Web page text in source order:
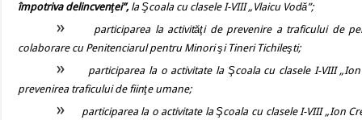
împotriva delincvenţei”,la Şcoala cu clasele I-VIII „Vlaicu Vodă”;
»
participarea la activităţi de prevenire a traficului de
colaborare cu Penitenciarul pentru Minori şi Tineri Tichileşti;
»
participarea la o activitate la Şcoala cu clasele I-VIII
prevenirea traficului de fiinţe umane;
»
participarea la o activitate la Şcoala cu clasele I-VIII „Ion